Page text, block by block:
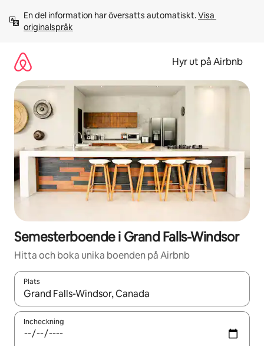
innehåll
En del information har översatts automatiskt. Visa
originalspråk
Hyr ut på Airbnb
Semesterboende i Grand Falls-Windsor
Hitta och boka unika boenden på Airbnb
Plats
När resultaten är tillgängliga kan du navigera med upp- och
Incheckning